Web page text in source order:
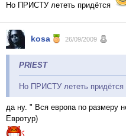
Но ПРИСТУ лететь придётся
kosa 26/09/2009
PRIEST
Но ПРИСТУ лететь придётся
да ну. " Вся европа по
Евротур)